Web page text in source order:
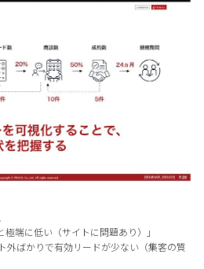
極端に低い（サイトに問題あり）」
外ばかりで有効リードが少ない（集客の質